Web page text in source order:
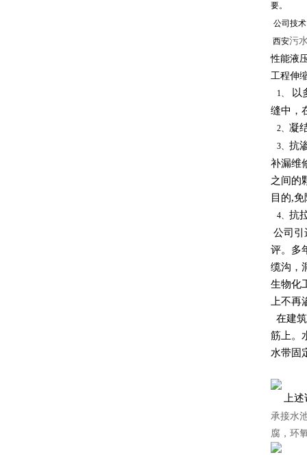
要。
公司技
西安污
性能液
工程伸
1、
以
缝中，
2、 凝
3、 抗
补漏维
之间的
目的,
4、 抗
公司引
评。多
缆沟，
生物化
上不再
在建
筋上。
水带固
上述
承接水
腐，环